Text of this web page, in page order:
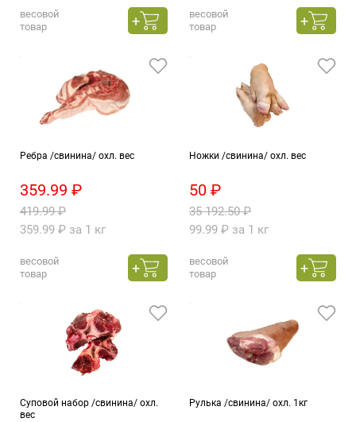
весовой
товар
весовой
товар
Ребра /свинина/ охл. вес
359.99 ₽
419.99 ₽
359.99 ₽ за 1 кг
весовой
товар
Ножки /свинина/ охл. вес
50 ₽
35 192.50 ₽
99.99 ₽ за 1 кг
весовой
товар
Суповой набор /свинина/ охл.
вес
Рулька /свинина/ охл. 1кг